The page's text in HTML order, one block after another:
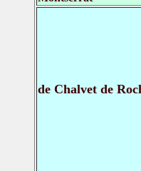
de Chalvet de